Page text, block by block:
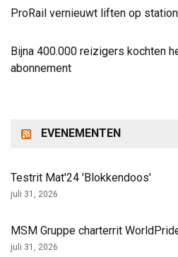
ProRail vernieuwt liften op
Bijna 400.000 reizigers kochten
abonnement
EVENEMENTEN
Testrit Mat'24 'Blokkendoos'
juli 31, 2026
MSM Gruppe charterrit
juli 31, 2026